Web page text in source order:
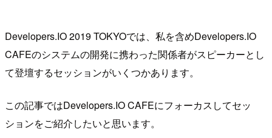
Developers.IO 2019 TOKYOでは、私を含めDevelopers.IO
CAFEのシステムの開発に携わった関係者がスピーカーとし
て登壇するセッションがいくつかあります。
この記事ではDevelopers.IO CAFEにフォーカスしてセッ
ションをご紹介したいと思います。